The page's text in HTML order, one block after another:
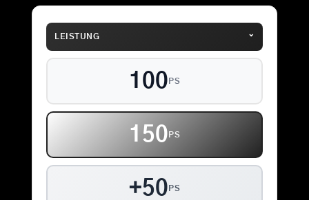
LEISTUNG ⌄
100 PS
150 PS
+50 PS